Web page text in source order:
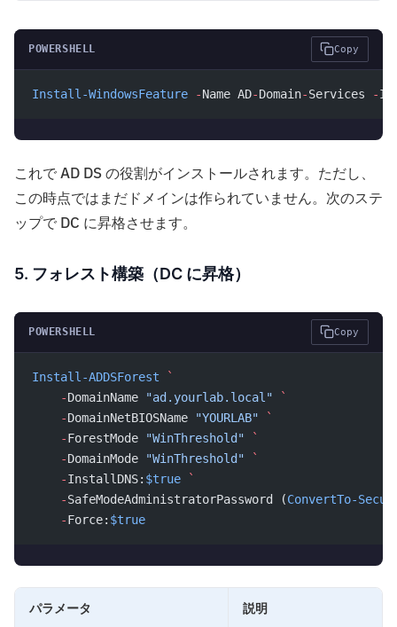
POWERSHELL Copy
Install-WindowsFeature -Name AD-Domain-Services -
これで AD DS の役割がインストールされます。ただし、
この時点ではまだドメインは作られていません。次のステ
ップで DC に昇格させます。
5. フォレスト構築（DC に昇格）
POWERSHELL Copy
Install-ADDSForest `
    -
DomainName "ad.yourlab.local" `
    -
DomainNetBIOSName "YOURLAB" `
    -
ForestMode "WinThreshold" `
    -
DomainMode "WinThreshold" `
    -
InstallDNS: $true `
    -
SafeModeAdministratorPassword (ConvertTo-
    -
Force: $true
パラメータ 説明